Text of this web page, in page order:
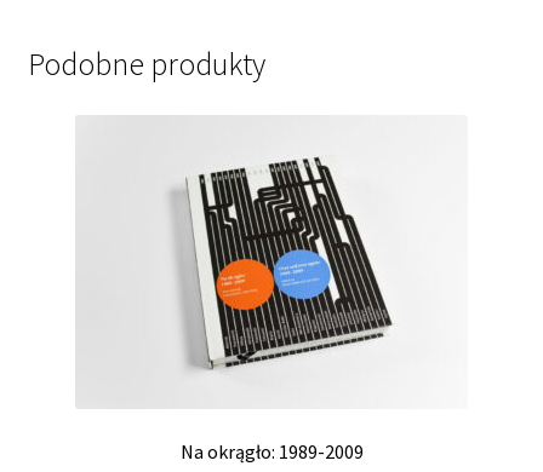
Podobne produkty
Na okrągło: 1989-2009